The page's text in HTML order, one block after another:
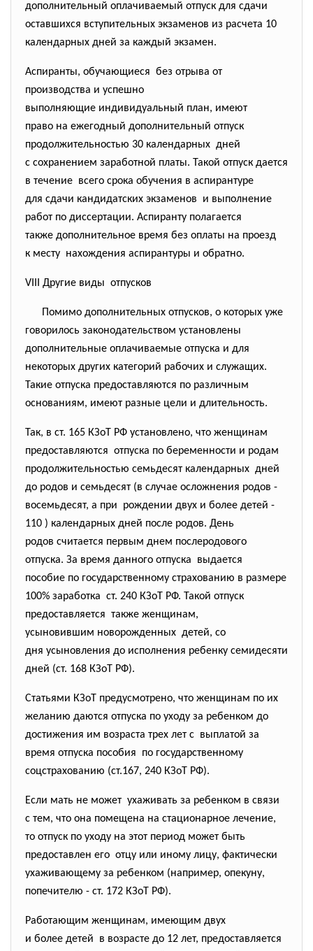
дополнительный оплачиваемый отпуск для сдачи
оставшихся вступительных экзаменов из расчета 10
календарных дней за каждый экзамен.
Аспиранты, обучающиеся без отрыва от
производства и успешно
выполняющие индивидуальный план, имеют
право на ежегодный дополнительный отпуск
продолжительностью 30 календарных дней
с сохранением заработной платы. Такой отпуск дается
в течение всего срока обучения в аспирантуре
для сдачи кандидатских экзаменов и выполнение
работ по диссертации. Аспиранту полагается
также дополнительное время без оплаты на проезд
к месту нахождения аспирантуры и обратно.
VIII Другие виды отпусков
Помимо дополнительных отпусков, о которых уже
говорилось законодательством установлены
дополнительные оплачиваемые отпуска и для
некоторых других категорий рабочих и служащих.
Такие отпуска предоставляются по различным
основаниям, имеют разные цели и длительность.
Так, в ст. 165 КЗоТ РФ установлено, что женщинам
предоставляются отпуска по беременности и родам
продолжительностью семьдесят календарных дней
до родов и семьдесят (в случае осложнения родов -
восемьдесят, а при рождении двух и более детей -
110 ) календарных дней после родов. День
родов считается первым днем послеродового
отпуска. За время данного отпуска выдается
пособие по государственному страхованию в размере
100% заработка ст. 240 КЗоТ РФ. Такой отпуск
предоставляется также женщинам,
усыновившим новорожденных детей, со
дня усыновления до исполнения ребенку семидесяти
дней (ст. 168 КЗоТ РФ).
Статьями КЗоТ предусмотрено, что женщинам по их
желанию даются отпуска по уходу за ребенком до
достижения им возраста трех лет с выплатой за
время отпуска пособия по государственному
соцстрахованию (ст.167, 240 КЗоТ РФ).
Если мать не может ухаживать за ребенком в связи
с тем, что она помещена на стационарное лечение,
то отпуск по уходу на этот период может быть
предоставлен его отцу или иному лицу, фактически
ухаживающему за ребенком (например, опекуну,
попечителю - ст. 172 КЗоТ РФ).
Работающим женщинам, имеющим двух
и более детей в возрасте до 12 лет, предоставляется